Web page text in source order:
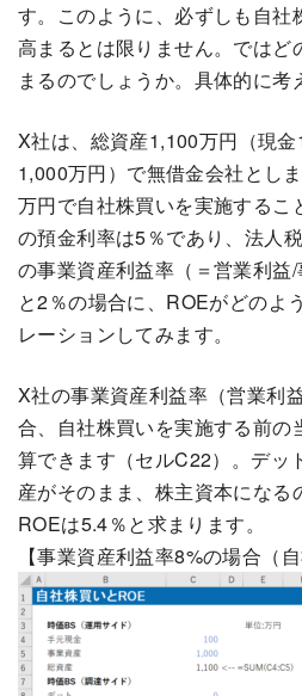
す。このように、必ずしも自社
高まるとは限りません。ではど
まるのでしょうか。具体的に考
X社は、総資産1,100万円（現
1,000万円）で無借金会社とし
万円で自社株買いを実施するこ
の預金利率は5％であり、法人
の事業資産利益率（＝営業利益
と2％の場合に、ROEがどのよ
レーションしてみます。
X社の事業資産利益率（営業利
合、自社株買いを実施する前の
算できます（セルC22）。デッ
産がそのまま、株主資本になる
ROEは5.4％と求まります。
【事業資産利益率8%の場合（